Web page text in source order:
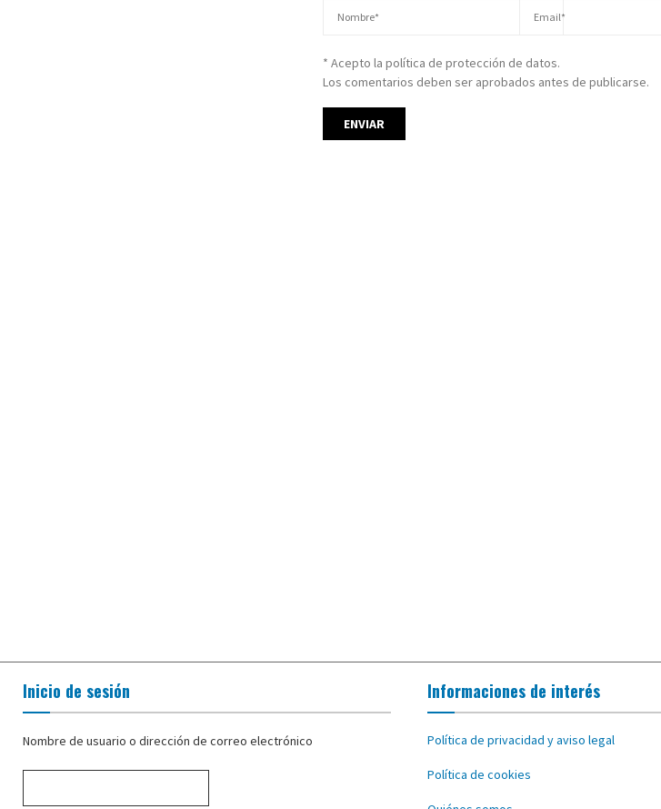
* Acepto la política de protección de datos.
Los comentarios deben ser aprobados antes de publicarse.
Inicio de sesión
Nombre de usuario o dirección de correo electrónico
Informaciones de interés
Política de privacidad y aviso legal
Política de cookies